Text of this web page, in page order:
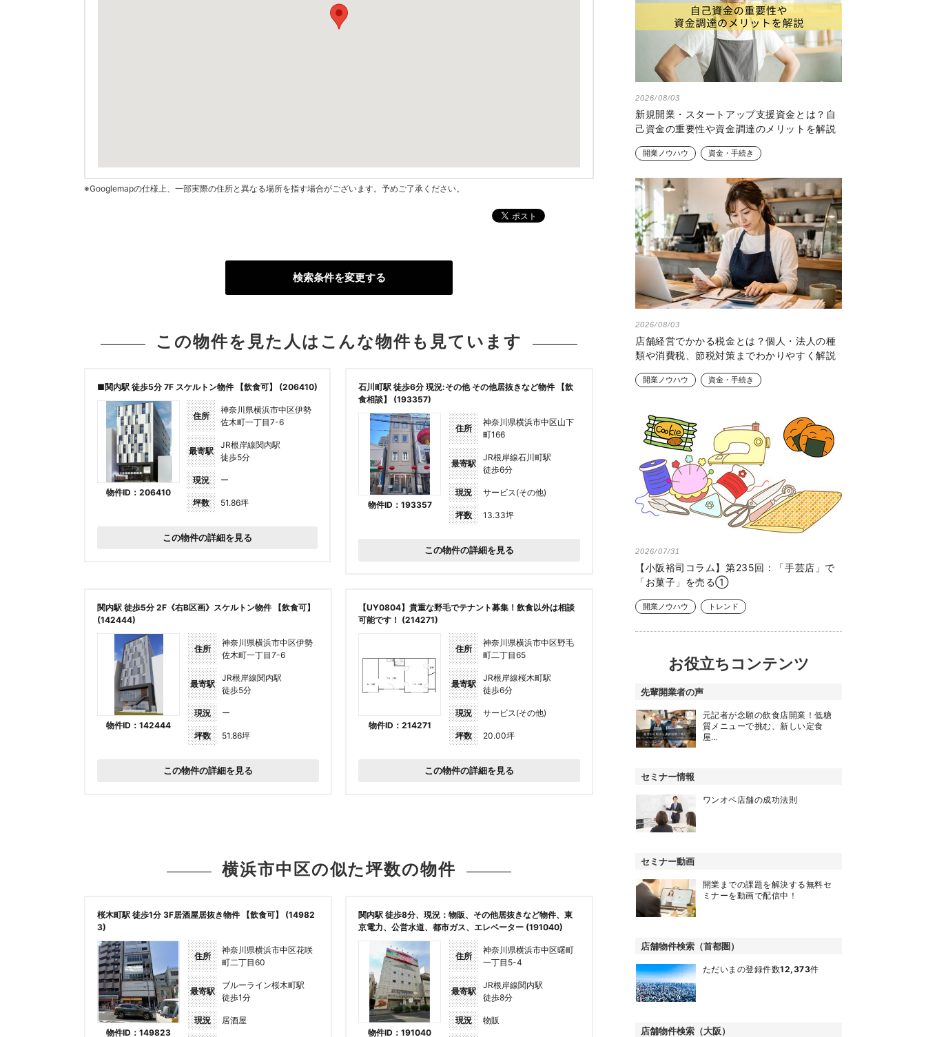
※Googlemapの仕様上、一部実際の住所と異なる場所を指す場合がございます。予めご了承ください。
検索条件を変更する
この物件を見た人はこんな物件も見ています
■関内駅 徒歩5分 7F スケルトン物件 【飲食可】 (206410)
物件ID：206410
住所
神奈川県横浜市中区伊勢
佐木町一丁目7-6
最寄駅
JR根岸線関内駅
徒歩5分
現況 ー
坪数 51.86坪
この物件の詳細を見る
石川町駅 徒歩6分 現況:その他 その他居抜きなど物件 【飲
食相談】 (193357)
物件ID：193357
住所
神奈川県横浜市中区山下
町166
最寄駅
JR根岸線石川町駅
徒歩6分
現況 サービス(その他)
坪数 13.33坪
この物件の詳細を見る
関内駅 徒歩5分 2F《右B区画》スケルトン物件 【飲食可】
(142444)
物件ID：142444
住所
神奈川県横浜市中区伊勢
佐木町一丁目7-6
最寄駅
JR根岸線関内駅
徒歩5分
現況 ー
坪数 51.86坪
この物件の詳細を見る
【UY0804】貴重な野毛でテナント募集！飲食以外は相談
可能です！ (214271)
物件ID：214271
住所
神奈川県横浜市中区野毛
町二丁目65
最寄駅
JR根岸線桜木町駅
徒歩6分
現況 サービス(その他)
坪数 20.00坪
この物件の詳細を見る
横浜市中区の似た坪数の物件
桜木町駅 徒歩1分 3F居酒屋居抜き物件 【飲食可】 (14982
3)
物件ID：149823
住所
神奈川県横浜市中区花咲
町二丁目60
最寄駅
ブルーライン桜木町駅
徒歩1分
現況 居酒屋
関内駅 徒歩8分、現況：物販、その他居抜きなど物件、東
京電力、公営水道、都市ガス、エレベーター (191040)
物件ID：191040
住所
神奈川県横浜市中区曙町
一丁目5-4
最寄駅
JR根岸線関内駅
徒歩8分
現況 物販
2026/08/03
新規開業・スタートアップ支援資金とは？自
己資金の重要性や資金調達のメリットを解説
開業ノウハウ 資金・手続き
2026/08/03
店舗経営でかかる税金とは？個人・法人の種
類や消費税、節税対策までわかりやすく解説
開業ノウハウ 資金・手続き
2026/07/31
【小阪裕司コラム】第235回：「手芸店」で
「お菓子」を売る①
開業ノウハウ トレンド
お役立ちコンテンツ
先輩開業者の声
元記者が念願の飲食店開業！低糖
質メニューで挑む、新しい定食
屋…
セミナー情報
ワンオペ店舗の成功法則
セミナー動画
開業までの課題を解決する無料セ
ミナーを動画で配信中！
店舗物件検索（首都圏）
ただいまの登録件数12,373件
店舗物件検索（大阪）